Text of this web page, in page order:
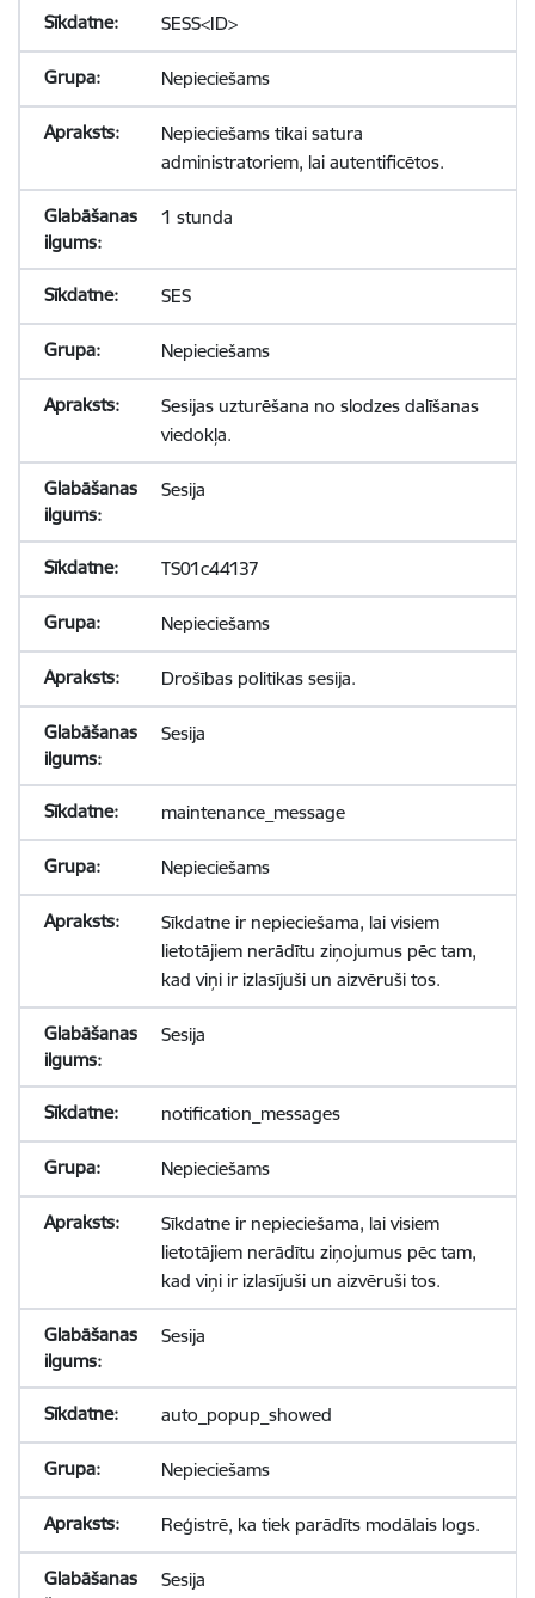
SESS<ID>
Nepieciešams
Nepieciešams tikai satura
administratoriem, lai autentificētos.
1 stunda
SES
Nepieciešams
Sesijas uzturēšana no slodzes dalīšanas
viedokļa.
Sesija
TS01c44137
Nepieciešams
Drošības politikas sesija.
Sesija
maintenance_message
Nepieciešams
Sīkdatne ir nepieciešama, lai visiem
lietotājiem nerādītu ziņojumus pēc tam,
kad viņi ir izlasījuši un aizvēruši tos.
Sesija
notification_messages
Nepieciešams
Sīkdatne ir nepieciešama, lai visiem
lietotājiem nerādītu ziņojumus pēc tam,
kad viņi ir izlasījuši un aizvēruši tos.
Sesija
auto_popup_showed
Nepieciešams
Reģistrē, ka tiek parādīts modālais logs.
Sesija